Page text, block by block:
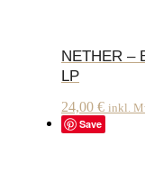
NETHER –
LP
24,00 € inkl.
Save